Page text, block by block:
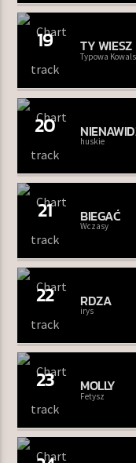
19 TY WIESZ
Typowa
20
huskie
21 BIEGAĆ
Wczasy
22 RDZA
irys
23 MOLLY
Fetysz